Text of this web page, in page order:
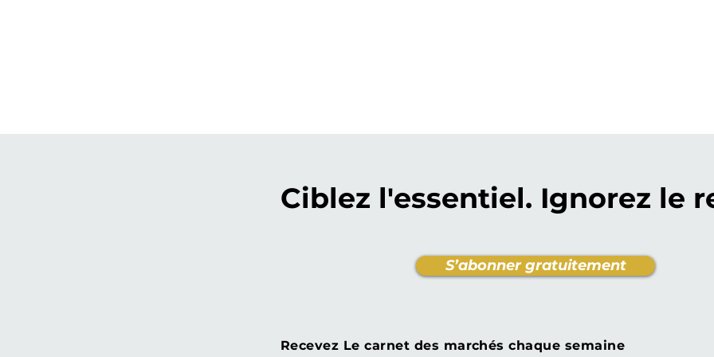
Ciblez l'essentiel. Ignorez le
S’abonner gratuitement
Recevez Le carnet des marchés chaque semaine